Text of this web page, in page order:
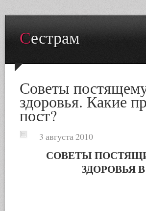
Сестрам
Советы
здоровья. Какие
пост?
3 августа 2010
СОВЕТЫ
ЗДОРОВЬЯ